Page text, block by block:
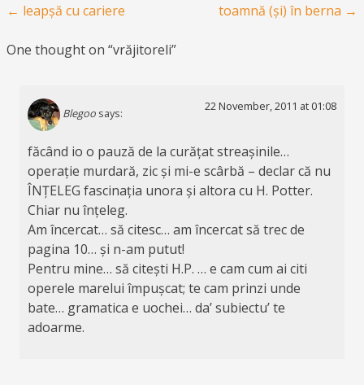
Post navigation
← leapșă cu cariere toamnă (și) în berna →
One thought on “vrăjitoreli”
Blegoo says:
22 November, 2011 at 01:08
făcând io o pauză de la curățat streașinile…
operație murdară, zic și mi-e scârbă – declar că nu
ÎNȚELEG fascinația unora și altora cu H. Potter.
Chiar nu înțeleg.
Am încercat… să citesc… am încercat să trec de
pagina 10… și n-am putut!
Pentru mine… să citești H.P. … e cam cum ai citi
operele marelui împușcat; te cam prinzi unde
bate… gramatica e uochei… da’ subiectu’ te
adoarme.